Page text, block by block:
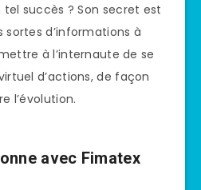
tel succès ? Son secret est
d’informations à
à l’internaute de se
d’actions, de façon
l’évolution.
avec Fimatex